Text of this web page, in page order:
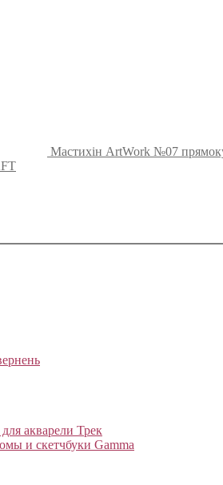
Мастихін ArtWork №07
акварели Трек
и скетчбуки Gamma